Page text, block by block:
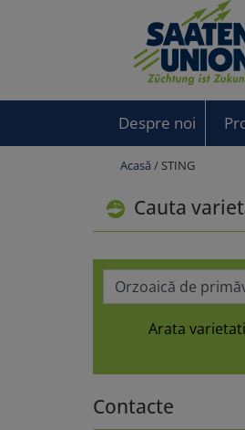
Despre noi
Acasă / STING
Cauta
Orzoaică de
Arata
Contacte